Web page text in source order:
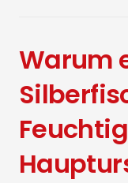
Warum